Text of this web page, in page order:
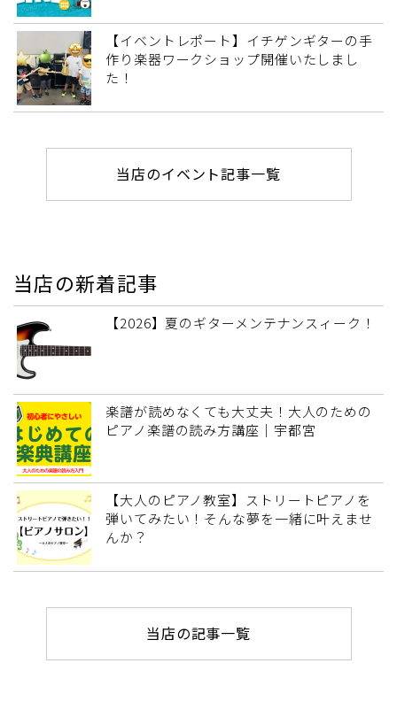
【イベントレポート】イチゲンギターの手
作り楽器ワークショップ開催いたしまし
た！
当店のイベント記事一覧
当店の新着記事
【2026】夏のギターメンテナンスィーク！
楽譜が読めなくても大丈夫！大人のための
ピアノ楽譜の読み方講座｜宇都宮
【大人のピアノ教室】ストリートピアノを
弾いてみたい！そんな夢を一緒に叶えませ
んか？
当店の記事一覧